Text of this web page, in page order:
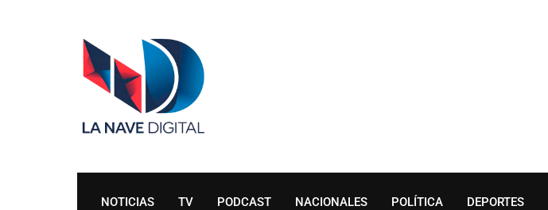
NOTICIAS TV PODCAST NACIONALES POLÍTICA DEPORTES